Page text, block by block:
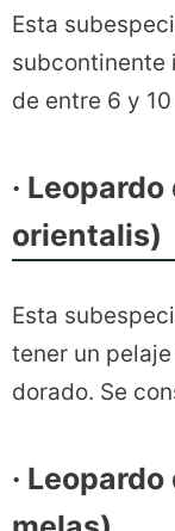
Esta
subcontinente
de entre 6 y
·
orientalis)
Esta
tener un
dorado. Se
·